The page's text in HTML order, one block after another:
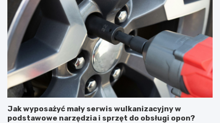
Jak wyposażyć mały serwis wulkanizacyjny w
podstawowe narzędzia i sprzęt do obsługi opon?